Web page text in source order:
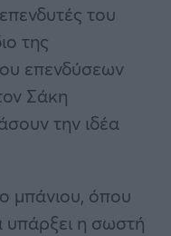
του
της
επενδύσεων
Σάκη
την ιδέα
μπάνιου, όπου
υπάρξει η σωστή